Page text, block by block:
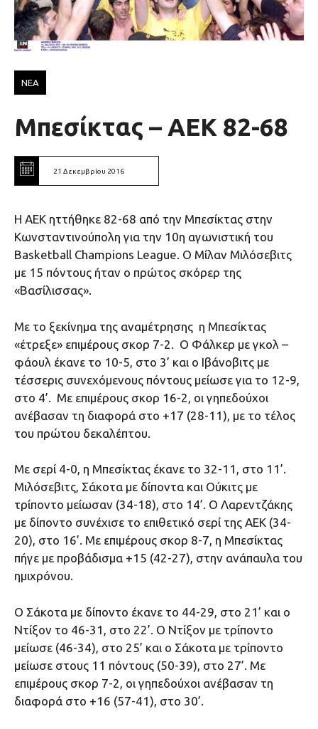
ΝΕΑ
Μπεσίκτας – ΑΕΚ 82-68
21 Δεκεμβρίου 2016
Η ΑΕΚ ηττήθηκε 82-68 από την Μπεσίκτας στην
Κωνσταντινούπολη για την 10η αγωνιστική του
Basketball Champions League. O Μίλαν Μιλόσεβιτς
με 15 πόντους ήταν ο πρώτος σκόρερ της
«Βασίλισσας».
Με το ξεκίνημα της αναμέτρησης η Μπεσίκτας
«έτρεξε» επιμέρους σκορ 7-2. Ο Φάλκερ με γκολ –
φάουλ έκανε το 10-5, στο 3’ και ο Ιβάνοβιτς με
τέσσερις συνεχόμενους πόντους μείωσε για το 12-9,
στο 4’. Με επιμέρους σκορ 16-2, οι γηπεδούχοι
ανέβασαν τη διαφορά στο +17 (28-11), με το τέλος
του πρώτου δεκαλέπτου.
Με σερί 4-0, η Μπεσίκτας έκανε το 32-11, στο 11’.
Μιλόσεβιτς, Σάκοτα με δίποντα και Ούκιτς με
τρίποντο μείωσαν (34-18), στο 14’. Ο Λαρεντζάκης
με δίποντο συνέχισε το επιθετικό σερί της ΑΕΚ (34-
20), στο 16’. Με επιμέρους σκορ 8-7, η Μπεσίκτας
πήγε με προβάδισμα +15 (42-27), στην ανάπαυλα του
ημιχρόνου.
Ο Σάκοτα με δίποντο έκανε το 44-29, στο 21’ και ο
Ντίξον το 46-31, στο 22’. Ο Ντίξον με τρίποντο
μείωσε (46-34), στο 25’ και ο Σάκοτα με τρίποντο
μείωσε στους 11 πόντους (50-39), στο 27’. Με
επιμέρους σκορ 7-2, οι γηπεδούχοι ανέβασαν τη
διαφορά στο +16 (57-41), στο 30’.